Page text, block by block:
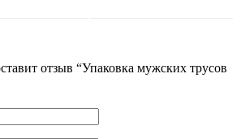
отзыв “Упаковка мужских трусов